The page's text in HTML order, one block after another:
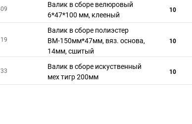
Валик в сборе велюровый
6*47*100 мм, клееный
10
Валик в сборе полиэстер
ВМ-150мм*47мм, вяз. основа,
14мм, сшитый
10
Валик в сборе искуственный
мех тигр 200мм
10